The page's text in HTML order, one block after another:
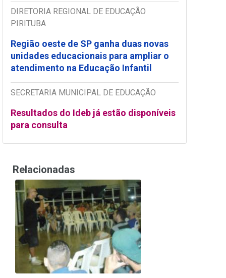
DIRETORIA REGIONAL DE EDUCAÇÃO
PIRITUBA
Região oeste de SP ganha duas novas
unidades educacionais para ampliar o
atendimento na Educação Infantil
SECRETARIA MUNICIPAL DE EDUCAÇÃO
Resultados do Ideb já estão disponíveis
para consulta
Relacionadas